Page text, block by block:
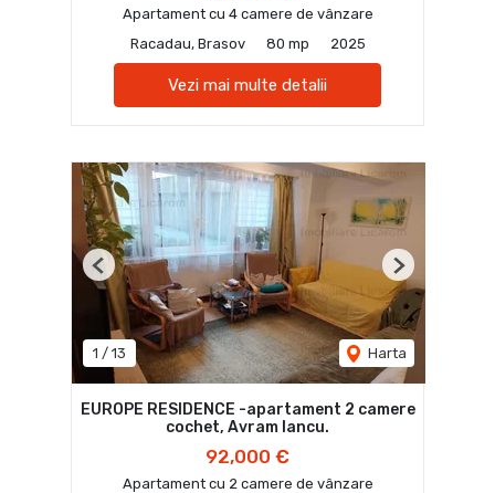
Apartament cu 4 camere de vânzare
Racadau, Brasov
80 mp 2025
Vezi mai multe detalii
1 / 13 Harta
Previous Next
EUROPE RESIDENCE -apartament 2 camere
cochet, Avram Iancu.
92,000 €
Apartament cu 2 camere de vânzare